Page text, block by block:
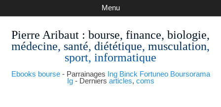
Pierre Aribaut : bourse, finance, biologie,
médecine, santé, diététique, musculation,
sport, informatique
Ebooks bourse- Parrainages Ing Binck Fortuneo Boursorama
Ig- Derniers articles, coms
Menu